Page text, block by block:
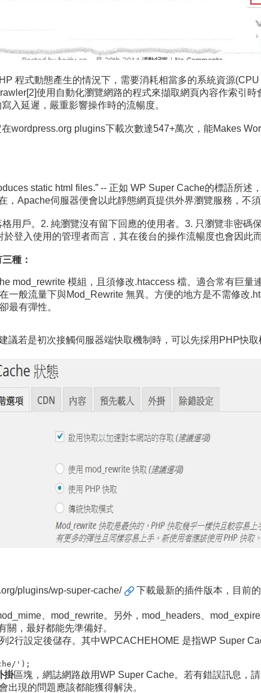
程式動態產生的情況下，需要消耗相當多的系統資源
使用自動化瀏覽網路的程式來擷取網頁內容作索引
入延遲，嚴重影響操作時的流暢度。
wordpress.org plugins下載次數達547+萬次，能Makes
static html files.” -- 正如 WP Super Cache的標語所
，Apache伺服器便會以此靜態網頁提供外界瀏覽服務，不
用戶。2. 純瀏覽沒有留下回應的使用者。3. 只瀏覽非密碼
登入使用的管理者而言，其在後台的操作流暢度也會因此而
種：
mod_rewrite 模組，且須修改.htaccess 檔。適合常有巨量
一般流量下與Mod_Rewrite 無異。方便的地方是不需修改
最有彈性。
若是初次接觸伺服器端快取機制時，可以先採用PHP快取
plugins/wp-super-cache/
下載最新的插件版本，目前
、mod_rewrite。另外，mod_headers、
，最好都能先準備好。
2行設定後儲存。其中WPCACHEHOME 是指WP Super
');
掛區塊，網誌網路啟用WP Super Cache。若有錯誤訊息，
出現的問題應該都能獲得解決。